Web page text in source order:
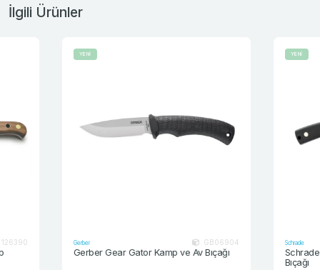
İlgili Ürünler
GB06904
Gerber Gear Gator Kamp ve Av Bıçağı
Schrade Old